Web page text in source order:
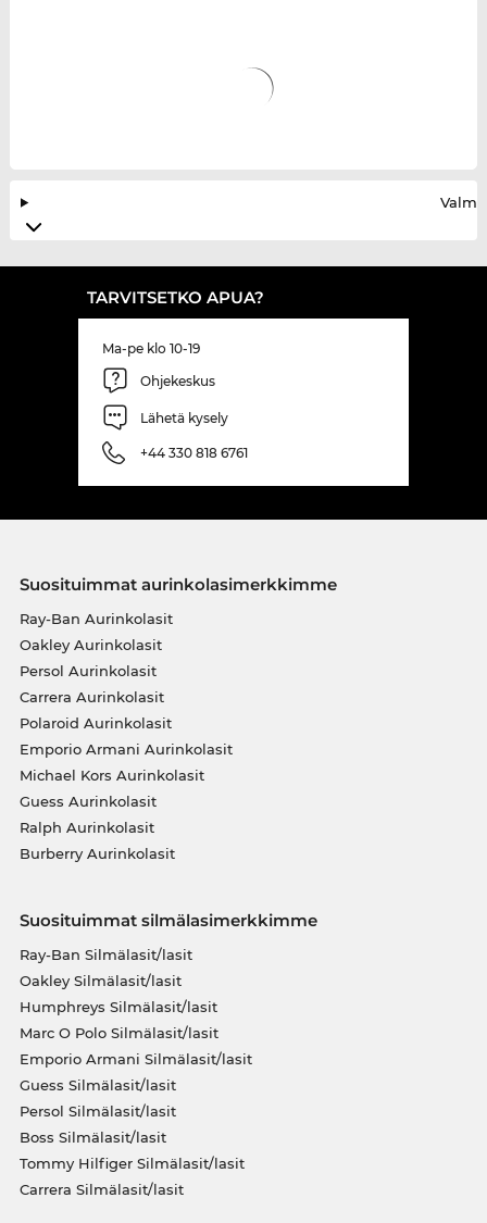
TARVITSETKO APUA?
Ma-pe klo 10-19
Ohjekeskus
Lähetä kysely
+44 330 818 6761
Suosituimmat aurinkolasimerkkimme
Ray-Ban Aurinkolasit
Oakley Aurinkolasit
Persol Aurinkolasit
Carrera Aurinkolasit
Polaroid Aurinkolasit
Emporio Armani Aurinkolasit
Michael Kors Aurinkolasit
Guess Aurinkolasit
Ralph Aurinkolasit
Burberry Aurinkolasit
Suosituimmat silmälasimerkkimme
Ray-Ban Silmälasit/lasit
Oakley Silmälasit/lasit
Humphreys Silmälasit/lasit
Marc O Polo Silmälasit/lasit
Emporio Armani Silmälasit/lasit
Guess Silmälasit/lasit
Persol Silmälasit/lasit
Boss Silmälasit/lasit
Tommy Hilfiger Silmälasit/lasit
Carrera Silmälasit/lasit